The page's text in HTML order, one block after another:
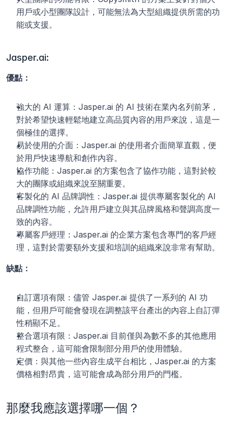
用戶或小型團隊設計，可能無法為大型組織提供所需的功
能或支援。
Jasper.ai:
優點：
強大的 AI 運算：Jasper.ai 的 AI 技術在業內名列前茅，
對於希望快速輕鬆地建立高品質內容的用戶來說，這是一
個極佳的選擇。
易於使用的介面：Jasper.ai 的使用者介面簡單直觀，便
於用戶快速導航和創作內容。
協作功能：Jasper.ai 的方案包含了協作功能，這對於較
大的團隊或組織來說至關重要。
客製化的 AI 品牌調性：Jasper.ai 提供專屬客製化的 AI
品牌調性功能，允許用戶建立與其品牌風格和聲調高度一
致的內容。
專屬客戶經理：Jasper.ai 的企業方案包含專門的客戶經
理，這對於需要額外支援和培訓的組織來說非常有幫助。
缺點：
自訂選項有限：儘管 Jasper.ai 提供了一系列的 AI 功
能，但用戶可能會發現在調整該平台產出的內容上自訂彈
性稍顯不足。
整合選項有限：Jasper.ai 目前僅與為數不多的其他應用
程式整合，這可能會限制部分用戶的使用體驗。
定價：與其他一些內容生成平台相比，Jasper.ai 的方案
價格相對昂貴，這可能會成為部分用戶的門檻。
那麼我應該選擇哪一個？